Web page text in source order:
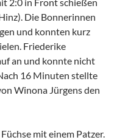
Die Bonnerinnen
und konnten kurz
Friederike
an und konnte nicht
16 Minuten stellte
Winona Jürgens den
mit einem Patzer.